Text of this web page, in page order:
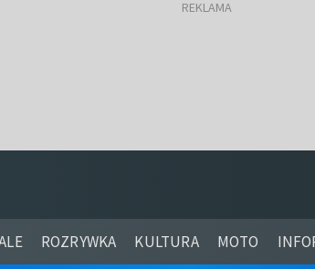
ROZRYWKA KULTURA MOTO